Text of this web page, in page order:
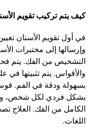
كيف يتم تركيب تقويم
في أول تقويم الأسنان
وإرسالها إلى مختبرات
التشخيص من الفك. يتم
والأقواس. يتم تثبيتها
بسهولة ودقة في الفم.
بشكل فردي لكل شخص،
الكامل من الفك. العلاج
اللغات.